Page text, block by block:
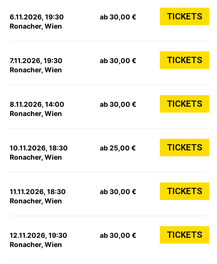
6.11.2026, 19:30
Ronacher, Wien
ab 30,00 € TICKETS
7.11.2026, 19:30
Ronacher, Wien
ab 30,00 € TICKETS
8.11.2026, 14:00
Ronacher, Wien
ab 30,00 € TICKETS
10.11.2026, 18:30
Ronacher, Wien
ab 25,00 € TICKETS
11.11.2026, 18:30
Ronacher, Wien
ab 30,00 € TICKETS
12.11.2026, 19:30
Ronacher, Wien
ab 30,00 € TICKETS